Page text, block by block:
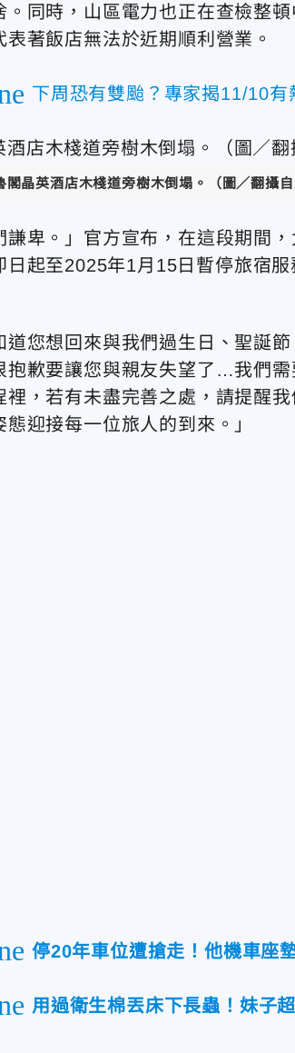
。同時，山區電力也正在查檢整
著飯店無法於近期順利營業。
下周恐有雙颱？專家揭11/10
閣晶英酒店木棧道旁樹木倒塌。（圖／翻攝自
謙卑。」官方宣布，在這段期間
日起至2025年1月15日暫停旅宿
您想回來與我們過生日、聖誕
抱歉要讓您與親友失望了…我們
裡，若有未盡完善之處，請提醒
迎接每一位旅人的到來。」
停20年車位遭搶走！他機車
用過衛生棉丟床下長蟲！妹子